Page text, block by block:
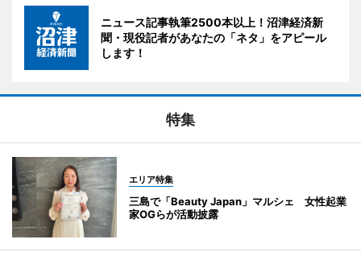
ニュース記事執筆2500本以上！沼津経済新
聞・現役記者があなたの「ネタ」をアピール
します！
特集
エリア特集
三島で「Beauty Japan」マルシェ 女性起業
家OGらが活動披露